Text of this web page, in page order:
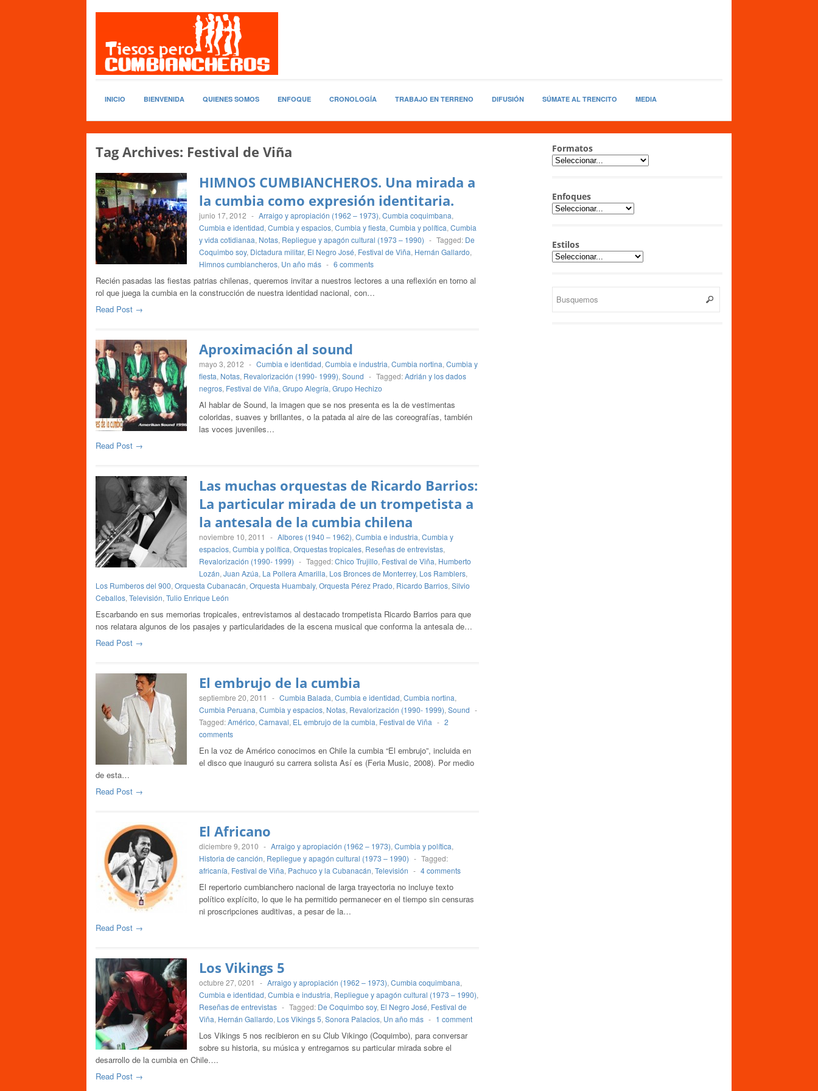
INICIO BIENVENIDA QUIENES SOMOS ENFOQUE CRONOLOGÍA TRABAJO EN TERRENO DIFUSIÓN SÚMATE AL TRENCITO MEDIA
Tag Archives: Festival de Viña
HIMNOS CUMBIANCHEROS. Una mirada a
la cumbia como expresión identitaria.
junio 17, 2012 - Arraigo y apropiación (1962 – 1973), Cumbia coquimbana,
Cumbia e identidad, Cumbia y espacios, Cumbia y fiesta, Cumbia y política, Cumbia
y vida cotidianaa, Notas, Repliegue y apagón cultural (1973 – 1990) - Tagged: De
Coquimbo soy, Dictadura militar, El Negro José, Festival de Viña, Hernán Gallardo,
Himnos cumbiancheros, Un año más - 6 comments
Recién pasadas las fiestas patrias chilenas, queremos invitar a nuestros lectores a una reflexión en torno al
rol que juega la cumbia en la construcción de nuestra identidad nacional, con…
Read Post →
Aproximación al sound
mayo 3, 2012 - Cumbia e identidad, Cumbia e industria, Cumbia nortina, Cumbia y
fiesta, Notas, Revalorización (1990- 1999), Sound - Tagged:Adrián y los dados
negros, Festival de Viña, Grupo Alegría, Grupo Hechizo
Al hablar de Sound, la imagen que se nos presenta es la de vestimentas
coloridas, suaves y brillantes, o la patada al aire de las coreografías, también
las voces juveniles…
Read Post →
Las muchas orquestas de Ricardo Barrios:
La particular mirada de un trompetista a
la antesala de la cumbia chilena
noviembre 10, 2011 - Albores (1940 – 1962), Cumbia e industria, Cumbia y
espacios, Cumbia y política, Orquestas tropicales, Reseñas de entrevistas,
Revalorización (1990- 1999) - Tagged:Chico Trujillo, Festival de Viña, Humberto
Lozán, Juan Azúa, La Pollera Amarilla, Los Bronces de Monterrey, Los Ramblers,
Los Rumberos del 900, Orquesta Cubanacán, Orquesta Huambaly, Orquesta Pérez Prado, Ricardo Barrios, Silvio
Ceballos, Televisión, Tulio Enrique León
Escarbando en sus memorias tropicales, entrevistamos al destacado trompetista Ricardo Barrios para que
nos relatara algunos de los pasajes y particularidades de la escena musical que conforma la antesala de…
Read Post →
El embrujo de la cumbia
septiembre 20, 2011 - Cumbia Balada, Cumbia e identidad, Cumbia nortina,
Cumbia Peruana, Cumbia y espacios, Notas, Revalorización (1990- 1999), Sound -
Tagged:Américo, Carnaval, EL embrujo de la cumbia, Festival de Viña - 2
comments
En la voz de Américo conocimos en Chile la cumbia “El embrujo”, incluida en
el disco que inauguró su carrera solista Así es (Feria Music, 2008). Por medio
de esta…
Read Post →
El Africano
diciembre 9, 2010 - Arraigo y apropiación (1962 – 1973), Cumbia y política,
Historia de canción, Repliegue y apagón cultural (1973 – 1990) - Tagged:
africanía, Festival de Viña, Pachuco y la Cubanacán, Televisión - 4 comments
El repertorio cumbianchero nacional de larga trayectoria no incluye texto
político explícito, lo que le ha permitido permanecer en el tiempo sin censuras
ni proscripciones auditivas, a pesar de la…
Read Post →
Los Vikings 5
octubre 27, 0201 - Arraigo y apropiación (1962 – 1973), Cumbia coquimbana,
Cumbia e identidad, Cumbia e industria, Repliegue y apagón cultural (1973 – 1990),
Reseñas de entrevistas - Tagged: De Coquimbo soy, El Negro José, Festival de
Viña, Hernán Gallardo, Los Vikings 5, Sonora Palacios, Un año más - 1 comment
Los Vikings 5 nos recibieron en su Club Vikingo (Coquimbo), para conversar
sobre su historia, su música y entregarnos su particular mirada sobre el
desarrollo de la cumbia en Chile….
Read Post →
Formatos
Enfoques
Estilos